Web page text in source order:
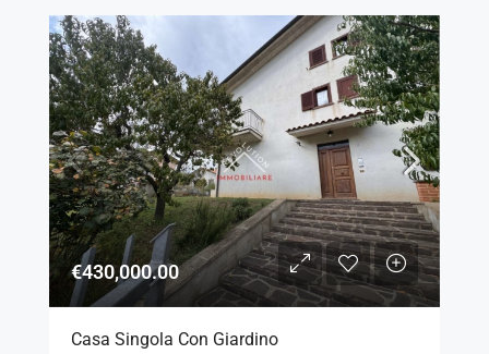
€430,000.00
Casa Singola Con Giardino